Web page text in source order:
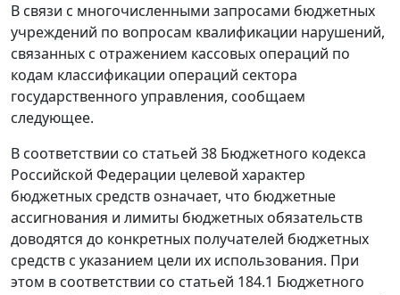
В связи с многочисленными запросами бюджетных
учреждений по вопросам квалификации нарушений,
связанных с отражением кассовых операций по
кодам классификации операций сектора
государственного управления, сообщаем
следующее.
В соответствии со статьей 38 Бюджетного кодекса
Российской Федерации целевой характер
бюджетных средств означает, что бюджетные
ассигнования и лимиты бюджетных обязательств
доводятся до конкретных получателей бюджетных
средств с указанием цели их использования. При
этом в соответствии со статьей 184.1 Бюджетного